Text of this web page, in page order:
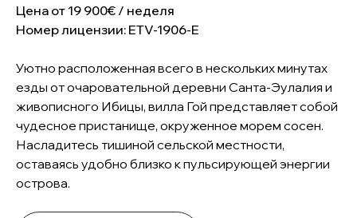
Цена от 19 900€ / неделя
Номер лицензии: ETV-1906-E
Уютно расположенная всего в нескольких минутах
езды от очаровательной деревни Санта-Эулалия и
живописного Ибицы, вилла Гой представляет собой
чудесное пристанище, окруженное морем сосен.
Насладитесь тишиной сельской местности,
оставаясь удобно близко к пульсирующей энергии
острова.